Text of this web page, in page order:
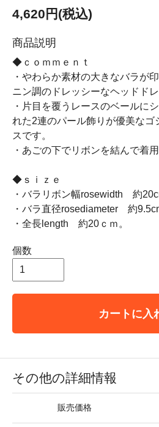
4,620円(税込)
商品説明
◆ｃｏｍｍｅｎｔ
・やわらか素材の大きなバラが
ニン調のドレッシーなヘッドドレ
・片目を覆うレースのベールに
れた2連のパール飾りが優美なゴ
スです。
・あごの下でリボンを結んで着用
◆ｓｉｚｅ
・バラリボン幅rosewidth 約
・バラ直径rosediameter 約
・全長length 約20ｃｍ。
個数
カートに入
その他の詳細情報
販売価格